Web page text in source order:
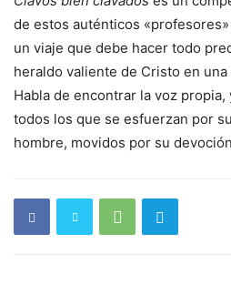
de estos auténticos
un viaje que debe hacer todo
heraldo valiente de Cristo en
Habla de encontrar la voz
todos los que se esfuerzan por
hombre, movidos por su